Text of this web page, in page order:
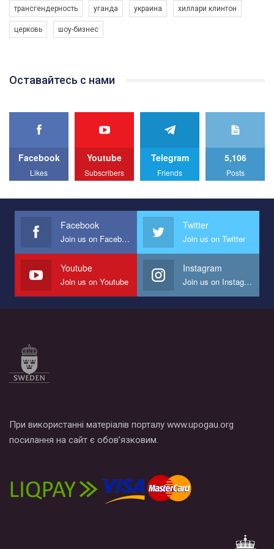
Германии (Мюнхен) и в Украине (Кривой Рог).
Автор видео - Queer-студия.
трансгендерность уганда украина хиллари клинтон
церковь шоу-бизнес
Оставайтесь с нами
Facebook
Likes
Youtube
Subscribers
Telegram
Friends
5,106
Posts
Facebook
Join us on Facebook
Twitter
Join us on Twitter
Youtube
Join us on Youtube
Instagram
Join us on Instagram
При використанні матеріалів порталу www.upogau.org
посилання на сайт є обов’язковим.